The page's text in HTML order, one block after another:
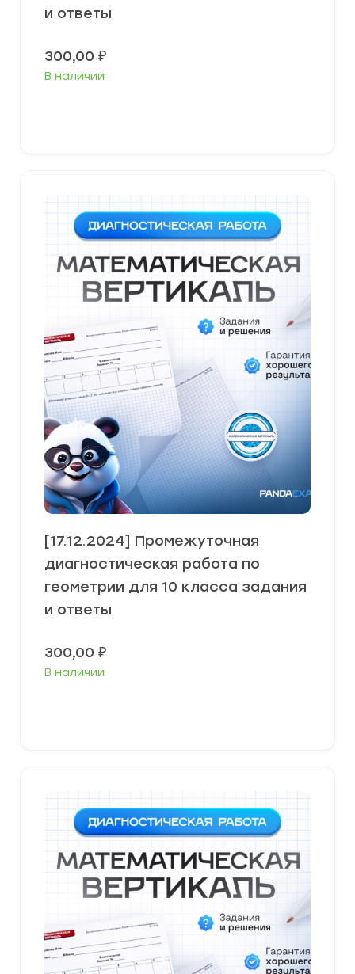
и ответы
300,00 ₽
В наличии
[17.12.2024] Промежуточная
диагностическая работа по
геометрии для 10 класса задания
и ответы
300,00 ₽
В наличии